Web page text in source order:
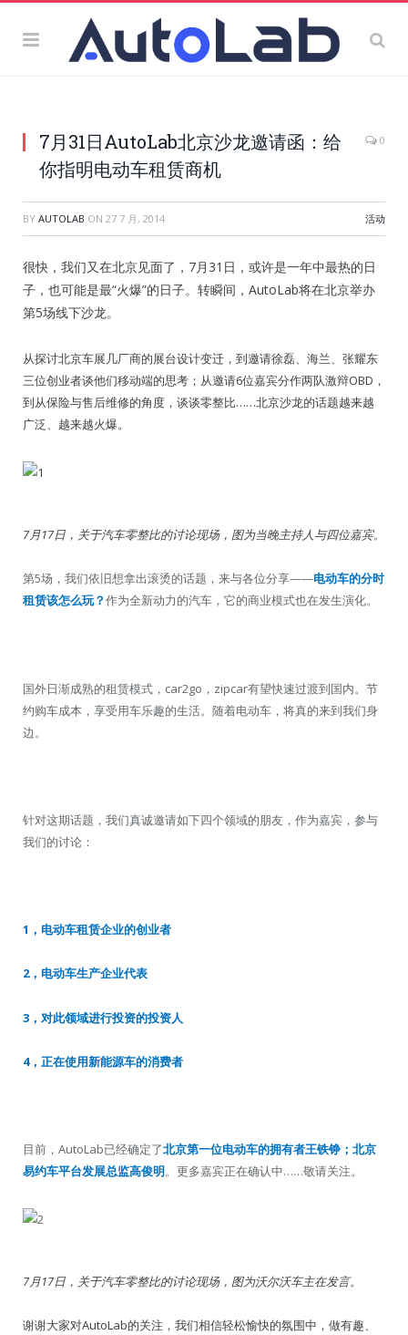
7月31日AutoLab北京沙龙邀请函：给
你指明电动车租赁商机
0
BY AUTOLAB ON 27 7 月, 2014 活动
很快，我们又在北京见面了，7月31日，或许是一年中最热的日
子，也可能是最“火爆”的日子。转瞬间，AutoLab将在北京举办
第5场线下沙龙。
从探讨北京车展几厂商的展台设计变迁，到邀请徐磊、海兰、张耀东
三位创业者谈他们移动端的思考；从邀请6位嘉宾分作两队激辩OBD，
到从保险与售后维修的角度，谈谈零整比……北京沙龙的话题越来越
广泛、越来越火爆。
7月17日，关于汽车零整比的讨论现场，图为当晚主持人与四位嘉宾。
第5场，我们依旧想拿出滚烫的话题，来与各位分享——电动车的分时
租赁该怎么玩？作为全新动力的汽车，它的商业模式也在发生演化。
国外日渐成熟的租赁模式，car2go，zipcar有望快速过渡到国内。节
约购车成本，享受用车乐趣的生活。随着电动车，将真的来到我们身
边。
针对这期话题，我们真诚邀请如下四个领域的朋友，作为嘉宾，参与
我们的讨论：
1，电动车租赁企业的创业者
2，电动车生产企业代表
3，对此领域进行投资的投资人
4，正在使用新能源车的消费者
目前，AutoLab已经确定了北京第一位电动车的拥有者王铁铮；北京
易约车平台发展总监高俊明。更多嘉宾正在确认中……敬请关注。
7月17日，关于汽车零整比的讨论现场，图为沃尔沃车主在发言。
谢谢大家对AutoLab的关注，我们相信轻松愉快的氛围中，做有趣、